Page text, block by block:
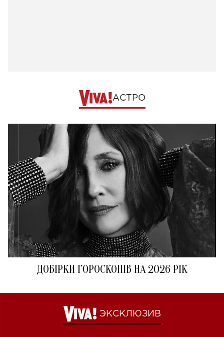
АСТРО
ДОБІРКИ ГОРОСКОПІВ НА 2026 РІК
ЭКСКЛЮЗИВ